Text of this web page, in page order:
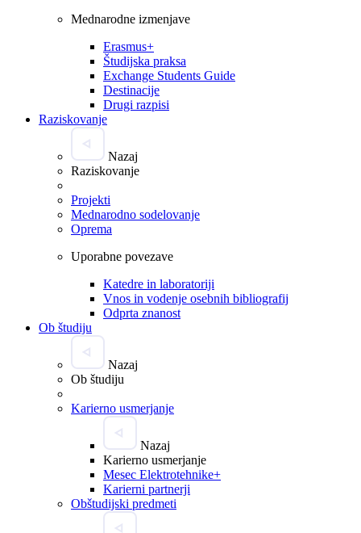
Mednarodne izmenjave
Erasmus+
Študijska praksa
Exchange Students Guide
Destinacije
Drugi razpisi
Raziskovanje
Nazaj
Raziskovanje
Projekti
Mednarodno sodelovanje
Oprema
Uporabne povezave
Katedre in laboratoriji
Vnos in vodenje osebnih bibliografij
Odprta znanost
Ob študiju
Nazaj
Ob študiju
Karierno usmerjanje
Nazaj
Karierno usmerjanje
Mesec Elektrotehnike+
Karierni partnerji
Obštudijski predmeti